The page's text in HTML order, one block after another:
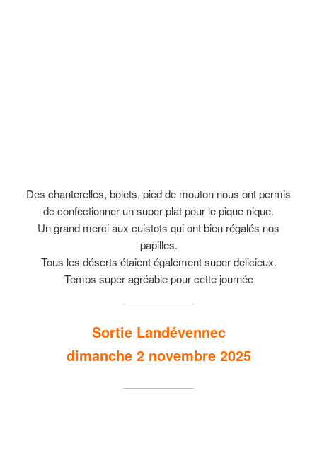
Des chanterelles, bolets, pied de mouton nous ont permis
de confectionner un super plat pour le pique nique.
Un grand merci aux cuistots qui ont bien régalés nos
papilles.
Tous les déserts étaient également super delicieux.
Temps super agréable pour cette journée
Sortie Landévennec
dimanche 2 novembre 2025